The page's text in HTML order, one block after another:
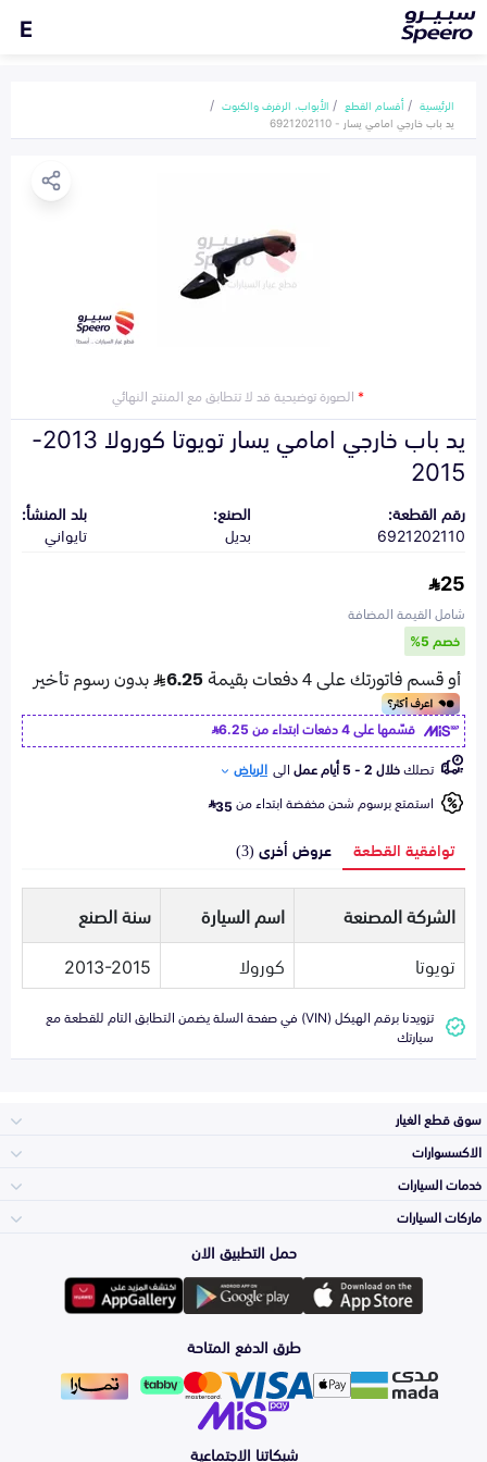
E
الرئيسية أقسام القطع
الأبواب، الرفرف والكبوت
يد باب خارجي امامي يسار - 6921202110
*الصورة توضيحية قد لا تتطابق مع المنتج النهائي
يد باب خارجي امامي يسار تويوتا كورولا 2013-
2015
رقم القطعة:
6921202110
الصنع:
بديل
بلد المنشأ:
تايواني
25
شامل القيمة المضافة
خصم 5%
قسّمها على 4 دفعات ابتداء من
6.25
تصلكخلال 2 - 5 أيام عمل الى الرياض
استمتع برسوم شحن مخفضة ابتداء من35
توافقية القطعة عروض أخرى (3)
الشركة المصنعة اسم السيارة
سنة الصنع
تويوتا
كورولا 2013-2015
تزويدنا برقم الهيكل (VIN) في صفحة السلة يضمن التطابق التام للقطعة مع
سيارتك
سوق قطع الغيار
المكائن، القيرات
وملحقاتها
الشمعات
والاصطبات (الاضاءة)
الفرامل والأقمشة
الاكسسوارات
لوازم الرحلات
اكسسوارات العناية
خدمات السيارات
الأكثر مبيعاً
التلميع والعناية
ماركات السيارات
Toyota
Hyundai
Kia
حمل التطبيق الان
طرق الدفع المتاحة
شبكاتنا الاجتماعية